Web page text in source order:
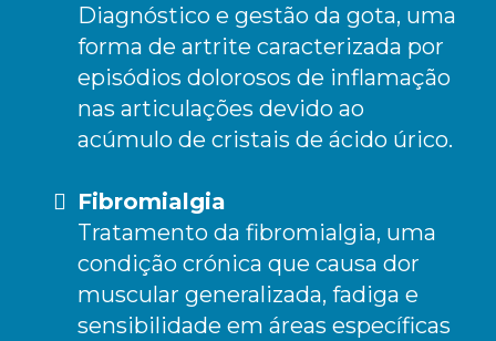
Diagnóstico e gestão da gota, uma
forma de artrite caracterizada por
episódios dolorosos de inflamação
nas articulações devido ao
acúmulo de cristais de ácido úrico.
Fibromialgia
Tratamento da fibromialgia, uma
condição crónica que causa dor
muscular generalizada, fadiga e
sensibilidade em áreas específicas